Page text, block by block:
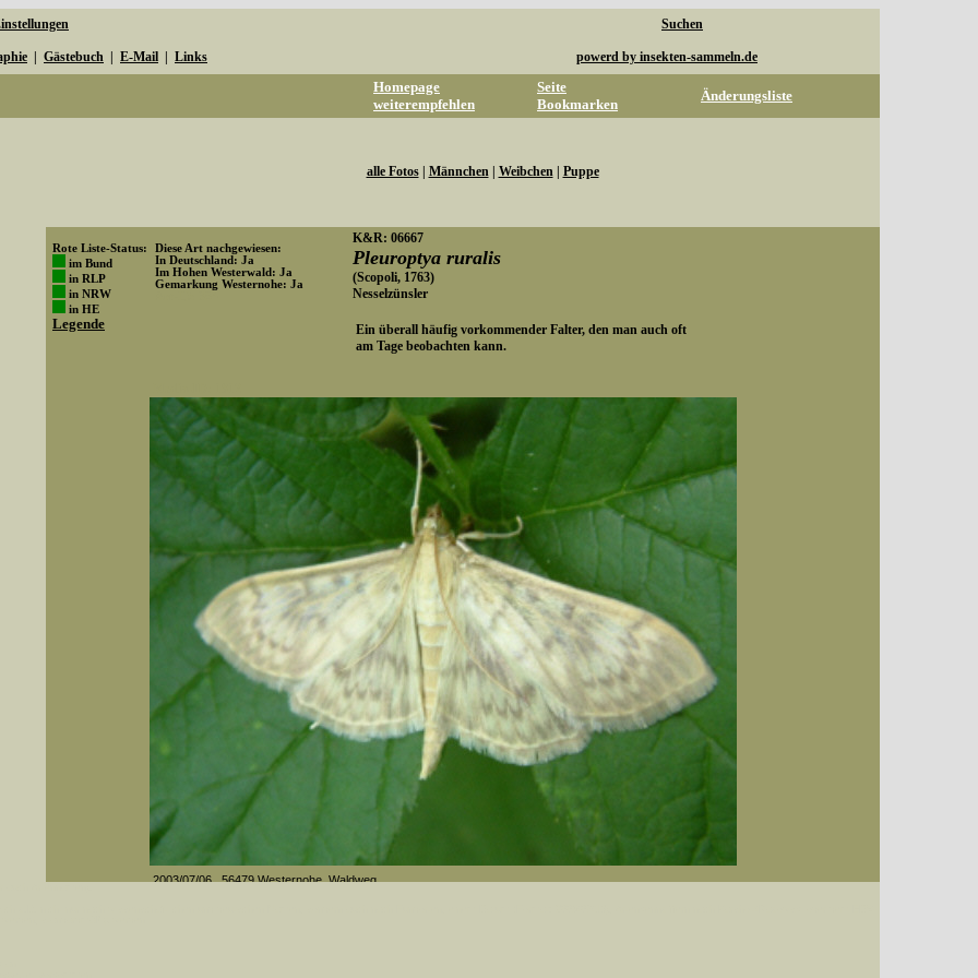
Suchen
Gästebuch E-Mail Links powerd by insekten-sammeln.de
Homepage
weiterempfehlen
Seite
Bookmarken
Änderungsliste
alle Fotos| Männchen| Weibchen| Puppe
Rote Liste-Status:
im Bund
in RLP
in NRW
in HE
Legende
Diese Art nachgewiesen:
In Deutschland: Ja
Im Hohen Westerwald: Ja
Gemarkung Westernohe: Ja
K&R: 06667
Pleuroptya ruralis
(Scopoli, 1763)
Nesselzünsler
Ein überall häufig vorkommender Falter, den man auch oft
am Tage beobachten kann.
2003/07/06, 56479 Westernohe, Waldweg